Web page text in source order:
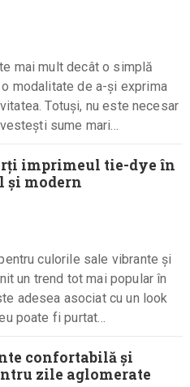
mai mult decât o simplă
modalitate de a-și exprima
Totuși, nu este necesar
sume mari…
imprimeul tie-dye în
și modern
culorile sale vibrante și
un trend tot mai popular în
adesea asociat cu un look
poate fi purtat…
confortabilă și
zile aglomerate